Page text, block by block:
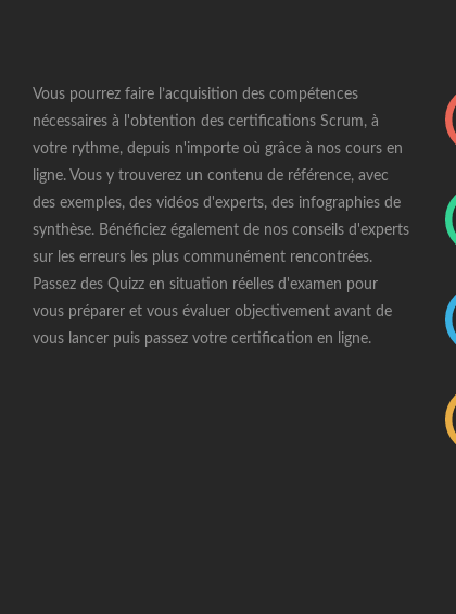
Vous pourrez faire l’acquisition des compétences
nécessaires à l'obtention des certifications Scrum, à
votre rythme, depuis n'importe où grâce à nos cours en
ligne. Vous y trouverez un contenu de référence, avec
des exemples, des vidéos d'experts, des infographies de
synthèse. Bénéficiez également de nos conseils d'experts
sur les erreurs les plus communément rencontrées.
Passez des Quizz en situation réelles d'examen pour
vous préparer et vous évaluer objectivement avant de
vous lancer puis passez votre certification en ligne.